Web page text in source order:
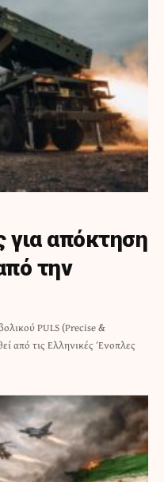
για απόκτηση
την
PULS (Precise &
από τις Ελληνικές Ένοπλες